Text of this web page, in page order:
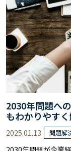
2030年問題へ
もわかりやす
2025.01.13 問題解